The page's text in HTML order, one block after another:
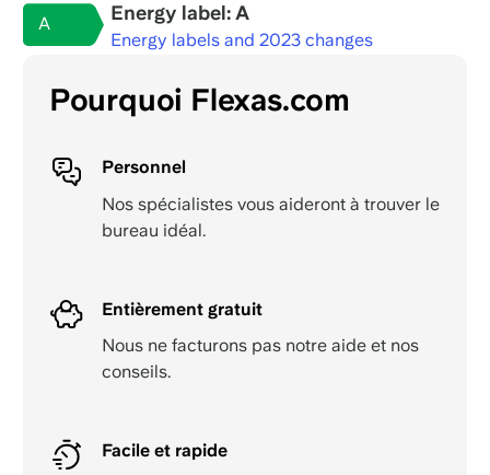
A Energy label: A
Energy labels and 2023 changes
Pourquoi Flexas.com
Personnel
Nos spécialistes vous aideront à trouver le
bureau idéal.
Entièrement gratuit
Nous ne facturons pas notre aide et nos
conseils.
Facile et rapide